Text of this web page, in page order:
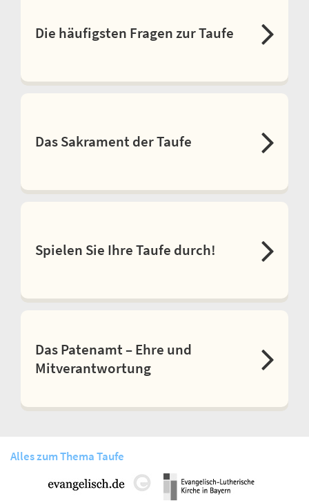
Die häufigsten Fragen zur Taufe
Das Sakrament der Taufe
Spielen Sie Ihre Taufe durch!
Das Patenamt – Ehre und
Mitverantwortung
Alles zum Thema Taufe